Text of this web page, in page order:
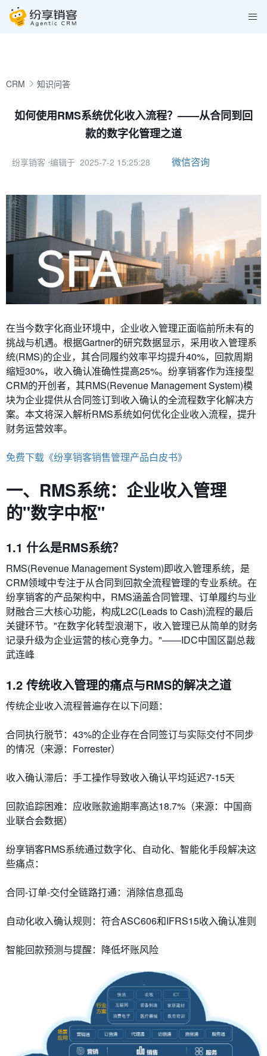
CRM 知识问答
如何使用RMS系统优化收入流程？——从合同到回
款的数字化管理之道
纷享销客 ⋅编辑于 2025-7-2 15:25:28 微信咨询
在当今数字化商业环境中，企业收入管理正面临前所未有的
挑战与机遇。根据Gartner的研究数据显示，采用收入管理系
统(RMS)的企业，其合同履约效率平均提升40%，回款周期
缩短30%，收入确认准确性提高25%。纷享销客作为连接型
CRM的开创者，其RMS(Revenue Management System)模
块为企业提供从合同签订到收入确认的全流程数字化解决方
案。本文将深入解析RMS系统如何优化企业收入流程，提升
财务运营效率。
免费下载《纷享销客销售管理产品白皮书》
一、RMS系统：企业收入管理
的"数字中枢"
1.1 什么是RMS系统？
RMS(Revenue Management System)即​​收入管理系统​​，是
CRM领域中专注于从合同到回款全流程管理的专业系统。在
纷享销客的产品架构中，RMS涵盖合同管理、订单履约与业
财融合三大核心功能，构成L2C(Leads to Cash)流程的最后
关键环节。"在数字化转型浪潮下，收入管理已从简单的财务
记录升级为企业运营的核心竞争力。"——IDC中国区副总裁
武连峰
1.2 传统收入管理的痛点与RMS的解决之道
传统企业收入流程普遍存在以下问题：
​​合同执行脱节​​：43%的企业存在合同签订与实际交付不同步
的情况（来源：Forrester）
​​收入确认滞后​​：手工操作导致收入确认平均延迟7-15天
​​回款追踪困难​​：应收账款逾期率高达18.7%（来源：中国商
业联合会数据）
纷享销客RMS系统通过​​数字化、自动化、智能化​​手段解决这
些痛点：
​​合同-订单-交付全链路打通​​：消除信息孤岛
​​自动化收入确认规则​​：符合ASC606和IFRS15收入确认准则
​​智能回款预测与提醒​​：降低坏账风险